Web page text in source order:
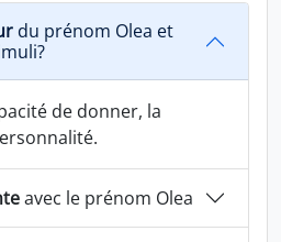
du prénom Olea et
de donner, la
avec le prénom Olea